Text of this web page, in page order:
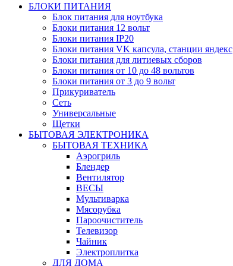
БЛОКИ ПИТАНИЯ
Блок питания для ноутбука
Блоки питания 12 вольт
Блоки питания IP20
Блоки питания VK капсула, станции яндекс
Блоки питания для литиевых сборов
Блоки питания от 10 до 48 вольтов
Блоки питания от 3 до 9 вольт
Прикуриватель
Сеть
Универсальные
Щетки
БЫТОВАЯ ЭЛЕКТРОНИКА
БЫТОВАЯ ТЕХНИКА
Аэрогриль
Блендер
Вентилятор
ВЕСЫ
Мультиварка
Мясорубка
Пароочиститель
Телевизор
Чайник
Электроплитка
ДЛЯ ДОМА